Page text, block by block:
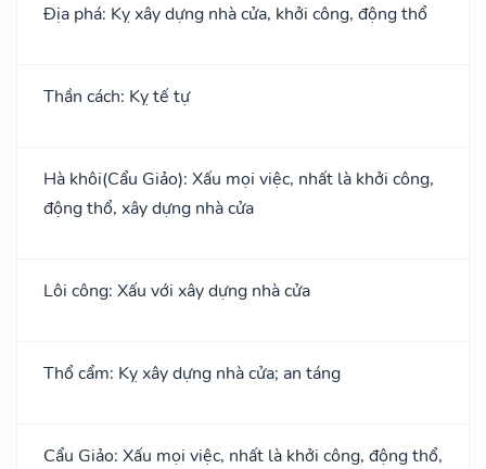
Địa phá: Kỵ xây dựng nhà cửa, khởi công, động thổ
Thần cách: Kỵ tế tự
Hà khôi(Cẩu Giảo): Xấu mọi việc, nhất là khởi công,
động thổ, xây dựng nhà cửa
Lôi công: Xấu với xây dựng nhà cửa
Thổ cẩm: Kỵ xây dựng nhà cửa; an táng
Cẩu Giảo: Xấu mọi việc, nhất là khởi công, động thổ,